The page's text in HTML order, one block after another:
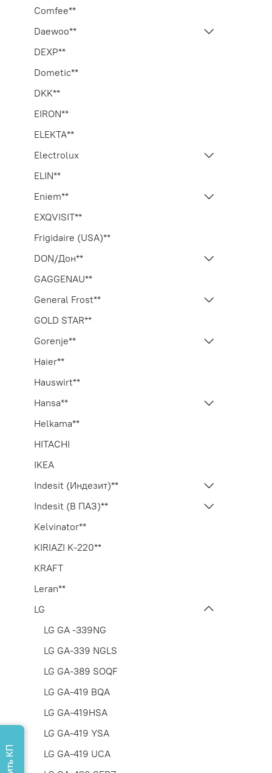
Comfee**
Daewoo**
DEXP**
Dometic**
DKK**
EIRON**
ELEKTA**
Electrolux
ELIN**
Eniem**
EXQVISIT**
Frigidaire (USA)**
DON/Дон**
GAGGENAU**
General Frost**
GOLD STAR**
Gorenje**
Haier**
Hauswirt**
Hansa**
Helkama**
HITACHI
IKEA
Indesit (Индезит)**
Indesit (В ПАЗ)**
Kelvinator**
KIRIAZI K-220**
KRAFT
Leran**
LG
LG GA -339NG
LG GA-339 NGLS
LG GA-389 SOQF
LG GA-419 BQA
LG GA-419HSA
LG GA-419 YSA
LG GA-419 UCA